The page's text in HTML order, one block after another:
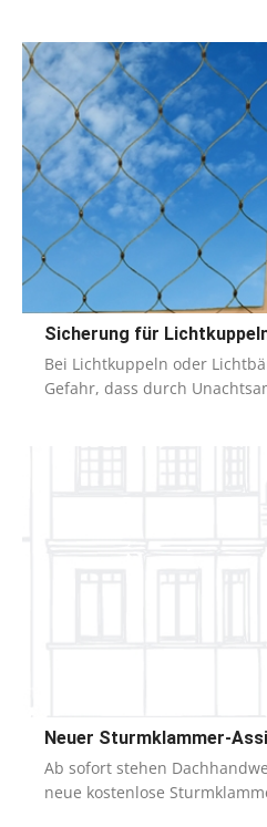
Sicherung für
Bei Lichtkuppeln oder
Gefahr, dass durch
Neuer Sturmklammer-
Ab sofort stehen
neue kostenlose